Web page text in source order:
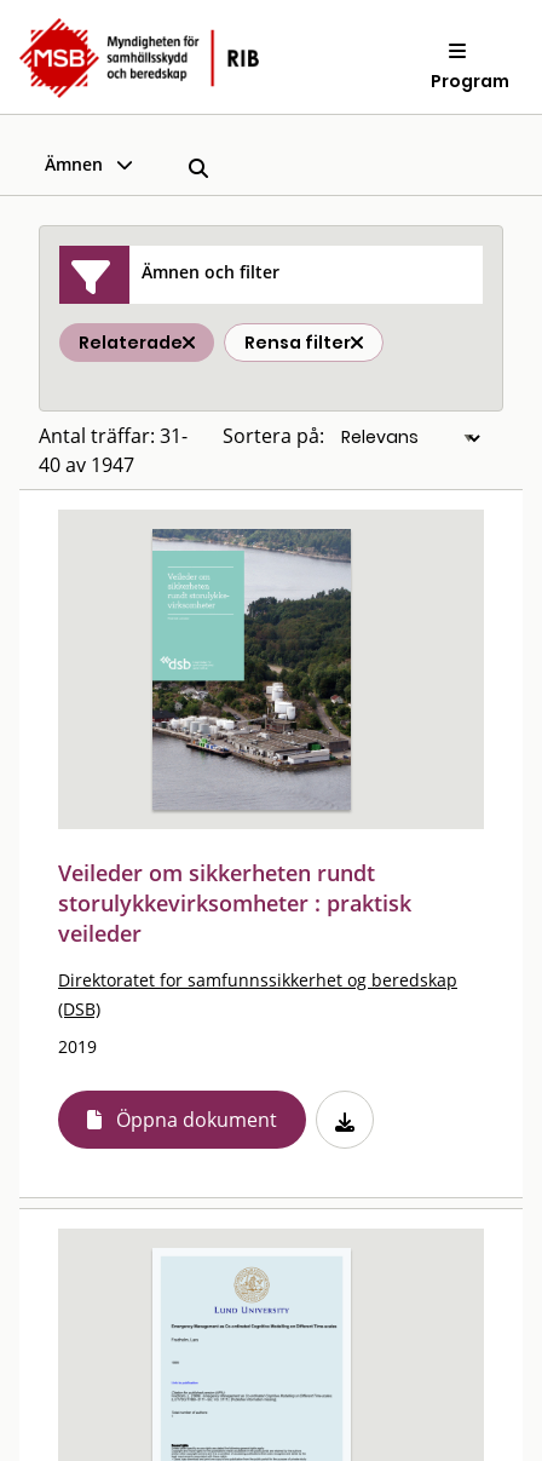
Program
Ämnen
Ämnen och filter
Relaterade Rensa filter
Antal träffar: 31-
40 av 1947
Sortera på:
Veileder om sikkerheten rundt
storulykkevirksomheter : praktisk
veileder
Direktoratet for samfunnssikkerhet og beredskap
(DSB)
2019
Öppna dokument